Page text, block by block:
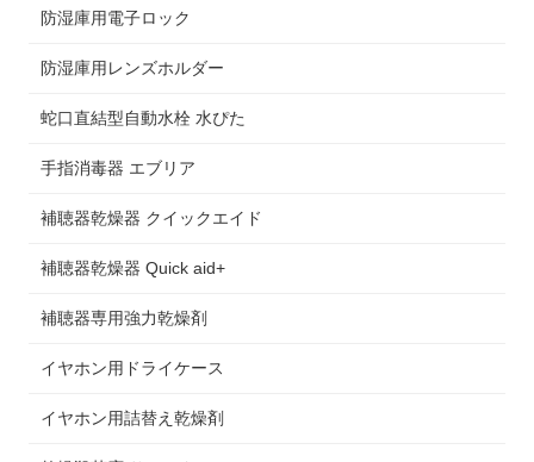
防湿庫用電子ロック
防湿庫用レンズホルダー
蛇口直結型自動水栓 水ぴた
手指消毒器 エブリア
補聴器乾燥器 クイックエイド
補聴器乾燥器 Quick aid+
補聴器専用強力乾燥剤
イヤホン用ドライケース
イヤホン用詰替え乾燥剤